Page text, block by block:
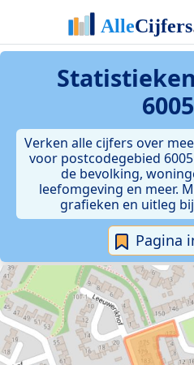
Verken alle cijfers over
voor postcodegebied
de bevolking,
leefomgeving en meer.
grafieken en uitleg
Pagina